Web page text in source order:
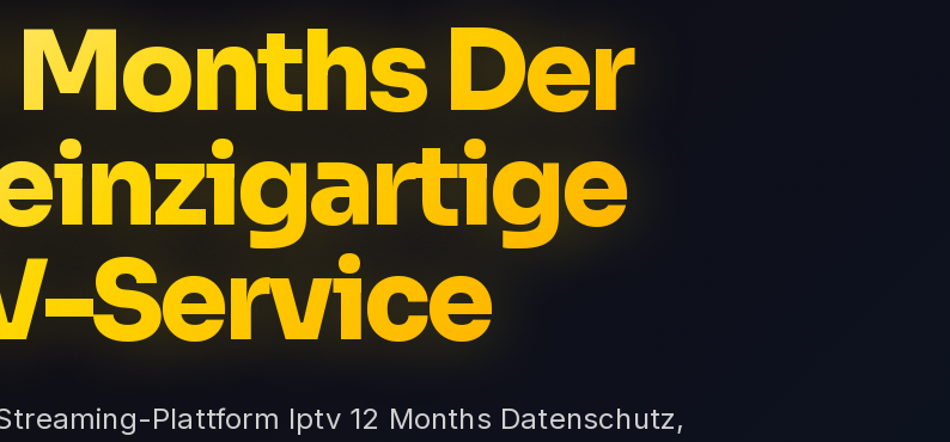
Months Der
Service
Plattform Iptv 12 Months Datenschutz,